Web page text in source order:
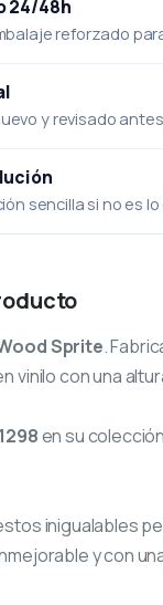
24/48h
reforzado
y revisado antes
sencilla si no es
Sprite.
vinilo con una
1298en su
inigualables
y con